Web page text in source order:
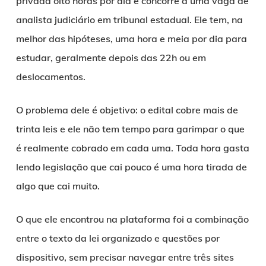
analista judiciário em tribunal estadual. Ele tem, na
melhor das hipóteses, uma hora e meia por dia para
estudar, geralmente depois das 22h ou em
deslocamentos.
O problema dele é objetivo: o edital cobre mais de
trinta leis e ele não tem tempo para garimpar o que
é realmente cobrado em cada uma. Toda hora gasta
lendo legislação que cai pouco é uma hora tirada de
algo que cai muito.
O que ele encontrou na plataforma foi a combinação
entre o texto da lei organizado e questões por
dispositivo, sem precisar navegar entre três sites